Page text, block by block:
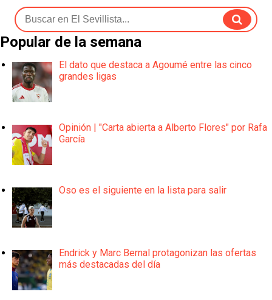
Popular de la semana
El dato que destaca a Agoumé entre las cinco
grandes ligas
Opinión | "Carta abierta a Alberto Flores" por Rafa
García
Oso es el siguiente en la lista para salir
Endrick y Marc Bernal protagonizan las ofertas
más destacadas del día